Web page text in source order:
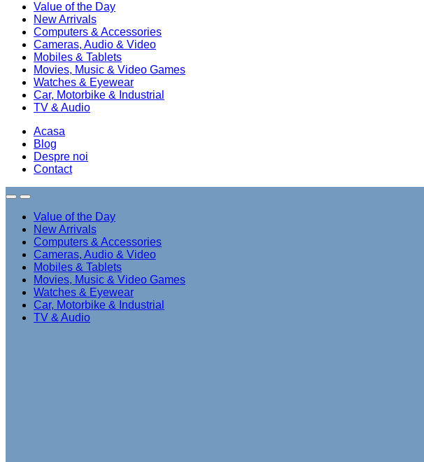
Value of the Day
New Arrivals
Computers & Accessories
Cameras, Audio & Video
Mobiles & Tablets
Movies, Music & Video Games
Watches & Eyewear
Car, Motorbike & Industrial
TV & Audio
Acasa
Blog
Despre noi
Contact
Value of the Day
New Arrivals
Computers & Accessories
Cameras, Audio & Video
Mobiles & Tablets
Movies, Music & Video Games
Watches & Eyewear
Car, Motorbike & Industrial
TV & Audio